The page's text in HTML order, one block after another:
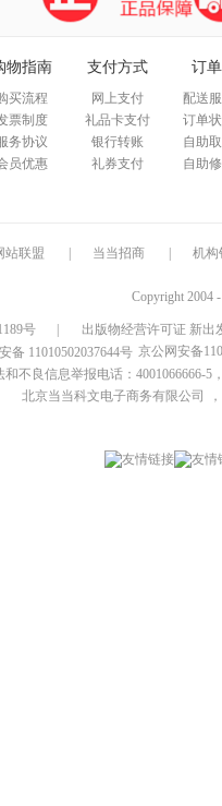
物指南
买流程
票制度
务协议
员优惠
支付方式
网上支付
礼品卡支付
银行转账
礼券支付
订
配送
订单
自助
自助
站联盟 当当招商 机构
Copyright 2004
号
出版物经营许可证 新出
京公网安备
不良信息举报电话：4001066666-5
北京当当科文电子商务有限公司